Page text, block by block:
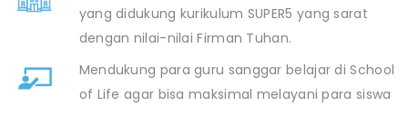
yang didukung kurikulum SUPER5 yang sarat
dengan nilai-nilai Firman Tuhan.
Mendukung para guru sanggar belajar di School
of Life agar bisa maksimal melayani para siswa